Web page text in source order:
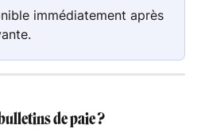
immédiatement après
de paie ?